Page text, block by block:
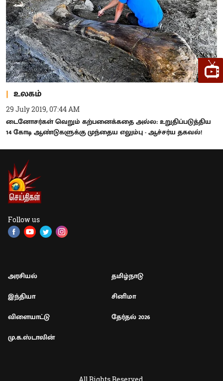
உலகம்
29 July 2019, 07:44 AM
டைனோசர்கள் வெறும் கற்பனைக்கதை அல்ல: உறுதிப்படுத்திய
14 கோடி ஆண்டுகளுக்கு முந்தைய எலும்பு - ஆச்சர்ய தகவல்!
Follow us
அரசியல்
தமிழ்நாடு
இந்தியா
சினிமா
விளையாட்டு
தேர்தல் 2026
மு.க.ஸ்டாலின்